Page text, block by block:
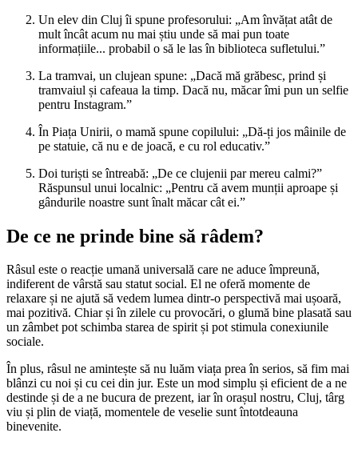
Un elev din Cluj îi spune profesorului: „Am învățat atât de
mult încât acum nu mai știu unde să mai pun toate
informațiile... probabil o să le las în biblioteca sufletului.”
La tramvai, un clujean spune: „Dacă mă grăbesc, prind și
tramvaiul și cafeaua la timp. Dacă nu, măcar îmi pun un selfie
pentru Instagram.”
În Piața Unirii, o mamă spune copilului: „Dă-ți jos mâinile de
pe statuie, că nu e de joacă, e cu rol educativ.”
Doi turiști se întreabă: „De ce clujenii par mereu calmi?”
Răspunsul unui localnic: „Pentru că avem munții aproape și
gândurile noastre sunt înalt măcar cât ei.”
De ce ne prinde bine să râdem?
Râsul este o reacție umană universală care ne aduce împreună,
indiferent de vârstă sau statut social. El ne oferă momente de
relaxare și ne ajută să vedem lumea dintr-o perspectivă mai ușoară,
mai pozitivă. Chiar și în zilele cu provocări, o glumă bine plasată sau
un zâmbet pot schimba starea de spirit și pot stimula conexiunile
sociale.
În plus, râsul ne amintește să nu luăm viața prea în serios, să fim mai
blânzi cu noi și cu cei din jur. Este un mod simplu și eficient de a ne
destinde și de a ne bucura de prezent, iar în orașul nostru, Cluj, târg
viu și plin de viață, momentele de veselie sunt întotdeauna
binevenite.